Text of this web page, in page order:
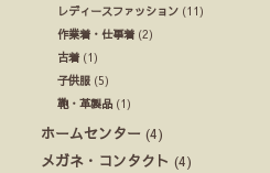
レディースファッション (11)
作業着・仕事着 (2)
古着 (1)
子供服 (5)
鞄・革製品 (1)
ホームセンター (4)
メガネ・コンタクト (4)